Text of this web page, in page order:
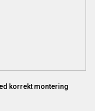
korrekt montering